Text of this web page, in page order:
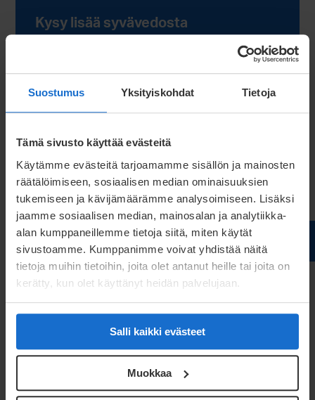
Suostumus Yksityiskohdat Tietoja
Tämä sivusto käyttää evästeitä
Käytämme evästeitä tarjoamamme sisällön ja mainosten
räätälöimiseen, sosiaalisen median ominaisuuksien
tukemiseen ja kävijämäärämme analysoimiseen. Lisäksi
jaamme sosiaalisen median, mainosalan ja analytiikka-
alan kumppaneillemme tietoja siitä, miten käytät
sivustoamme. Kumppanimme voivat yhdistää näitä
tietoja muihin tietoihin, joita olet antanut heille tai joita on
kerätty, kun olet käyttänyt heidän palvelujaan.
Salli kaikki evästeet
Muokkaa
Kysy lisää syvävedosta
Antti Jokitalo
Tuotepäällikkö